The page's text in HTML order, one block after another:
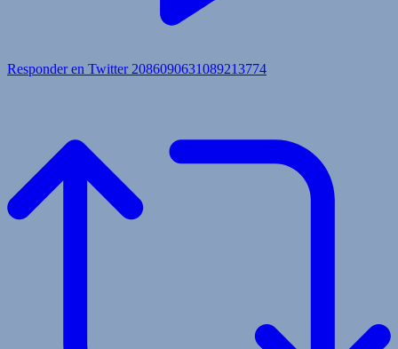
Responder en Twitter 2086090631089213774